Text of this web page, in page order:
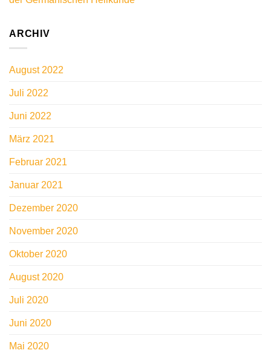
ARCHIV
August 2022
Juli 2022
Juni 2022
März 2021
Februar 2021
Januar 2021
Dezember 2020
November 2020
Oktober 2020
August 2020
Juli 2020
Juni 2020
Mai 2020